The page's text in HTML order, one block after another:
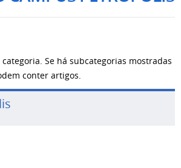
Se há subcategorias mostradas
conter artigos.